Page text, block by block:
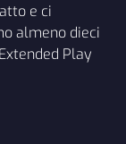
e ci
almeno dieci
Play